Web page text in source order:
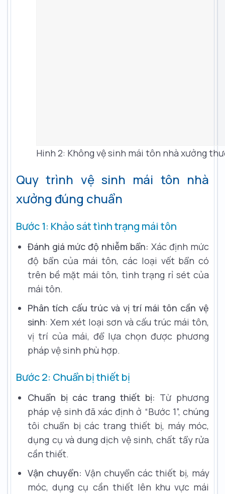
Hinh 2: Không vệ sinh mái tôn nhà xưởng
Quy trình vệ sinh mái tôn nhà
xưởng đúng chuẩn
Bước 1: Khảo sát tình trạng mái tôn
Đánh giá mức độ nhiễm bẩn: Xác định mức
độ bẩn của mái tôn, các loại vết bẩn có
trên bề mặt mái tôn, tình trạng rỉ sét của
mái tôn.
Phân tích cấu trúc và vị trí mái tôn cần vệ
sinh: Xem xét loại sơn và cấu trúc mái tôn,
vị trí của mái, để lựa chọn được phương
pháp vệ sinh phù hợp.
Bước 2: Chuẩn bị thiết bị
Chuẩn bị các trang thiết bị: Từ phương
pháp vệ sinh đã xác định ở “Bước 1”, chúng
tôi chuẩn bị các trang thiết bị, máy móc,
dụng cụ và dung dịch vệ sinh, chất tẩy rửa
cần thiết.
Vận chuyển: Vận chuyển các thiết bị, máy
móc, dụng cụ cần thiết lên khu vực mái